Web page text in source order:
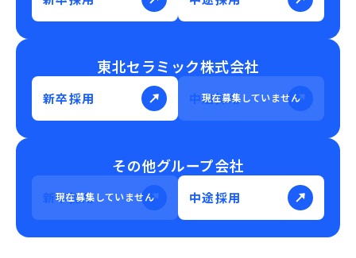
東北セラミック株式会社
新卒採用 中途採用
その他グループ会社
新卒採用 中途採用